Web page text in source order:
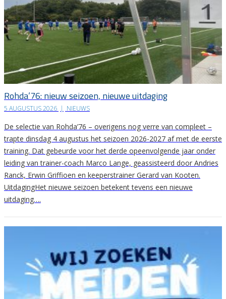
Rohda’76: nieuw seizoen, nieuwe uitdaging
5 AUGUSTUS 2026 | NIEUWS
De selectie van Rohda’76 – overigens nog verre van compleet –
trapte dinsdag 4 augustus het seizoen 2026-2027 af met de eerste
training. Dat gebeurde voor het derde opeenvolgende jaar onder
leiding van trainer-coach Marco Lange, geassisteerd door Andries
Ranck, Erwin Griffioen en keeperstrainer Gerard van Kooten.
UitdagingHet nieuwe seizoen betekent tevens een nieuwe
uitdaging….